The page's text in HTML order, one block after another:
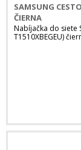
SAMSUNG
ČIERNA
Nabíjačka do siete
T1510XBEGEU)